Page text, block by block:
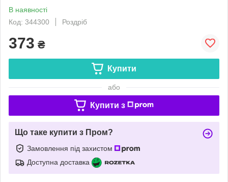
В наявності
Код: 344300
Роздріб
373 ₴
Купити
або
Купити з
Що таке купити з Пром?
Замовлення під захистом
Доступна доставка